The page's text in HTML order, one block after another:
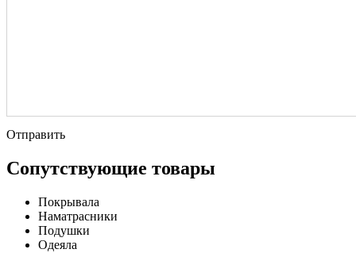
Отправить
Сопутствующие товары
Покрывала
Наматрасники
Подушки
Одеяла